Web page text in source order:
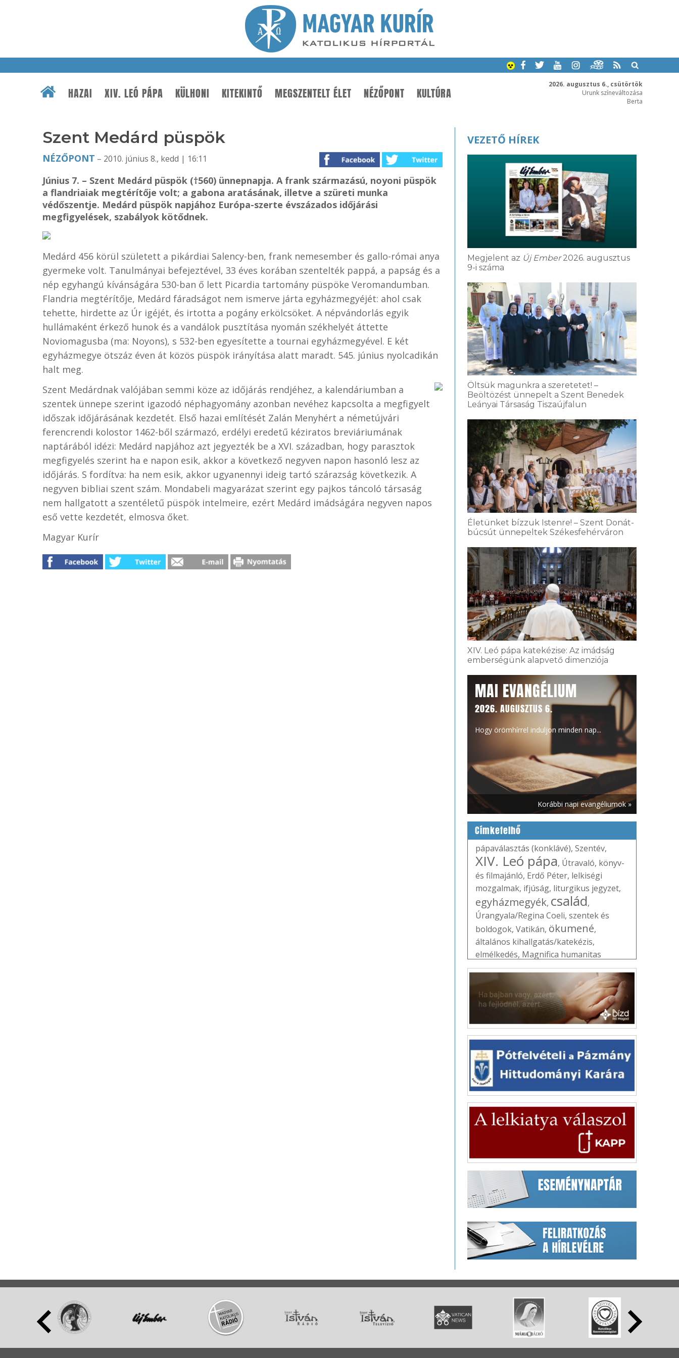
2026. augusztus 6., csütörtök
Urunk színeváltozása
Berta
HAZAI XIV. LEÓ PÁPA KÜLHONI KITEKINTŐ MEGSZENTELT ÉLET NÉZŐPONT KULTÚRA
Szent Medárd püspök
NÉZŐPONT – 2010. június 8., kedd | 16:11
Június 7. – Szent Medárd püspök (†560) ünnepnapja. A frank származású, noyoni püspök
a flandriaiak megtérítője volt; a gabona aratásának, illetve a szüreti munka
védőszentje. Medárd püspök napjához Európa-szerte évszázados időjárási
megfigyelések, szabályok kötődnek.
Medárd 456 körül született a pikárdiai Salency-ben, frank nemesember és gallo-római anya
gyermeke volt. Tanulmányai befejeztével, 33 éves korában szentelték pappá, a papság és a
nép egyhangú kívánságára 530-ban ő lett Picardia tartomány püspöke Veromandumban.
Flandria megtérítője, Medárd fáradságot nem ismerve járta egyházmegyéjét: ahol csak
tehette, hirdette az Úr igéjét, és irtotta a pogány erkölcsöket. A népvándorlás egyik
hullámaként érkező hunok és a vandálok pusztítása nyomán székhelyét áttette
Noviomagusba (ma: Noyons), s 532-ben egyesítette a tournai egyházmegyével. E két
egyházmegye ötszáz éven át közös püspök irányítása alatt maradt. 545. június nyolcadikán
halt meg.
Szent Medárdnak valójában semmi köze az időjárás rendjéhez, a kalendáriumban a
szentek ünnepe szerint igazodó néphagyomány azonban nevéhez kapcsolta a megfigyelt
időszak időjárásának kezdetét. Első hazai említését Zalán Menyhért a németújvári
ferencrendi kolostor 1462-ből származó, erdélyi eredetű kéziratos breviáriumának
naptárából idézi: Medárd napjához azt jegyezték be a XVI. században, hogy parasztok
megfigyelés szerint ha e napon esik, akkor a következő negyven napon hasonló lesz az
időjárás. S fordítva: ha nem esik, akkor ugyanennyi ideig tartó szárazság következik. A
negyven bibliai szent szám. Mondabeli magyarázat szerint egy pajkos táncoló társaság
nem hallgatott a szentéletű püspök intelmeire, ezért Medárd imádságára negyven napos
eső vette kezdetét, elmosva őket.
Magyar Kurír
VEZETŐ HÍREK
Megjelent az Új Ember2026. augusztus
9-i száma
Öltsük magunkra a szeretetet! –
Beöltözést ünnepelt a Szent Benedek
Leányai Társaság Tiszaújfalun
Életünket bízzuk Istenre! – Szent Donát-
búcsút ünnepeltek Székesfehérváron
XIV. Leó pápa katekézise: Az imádság
emberségünk alapvető dimenziója
MAI EVANGÉLIUM
2026. AUGUSZTUS 6.
Hogy örömhírrel induljon minden nap...
Korábbi napi evangéliumok »
Címkefelhő
pápaválasztás (konklávé), Szentév,
XIV. Leó pápa, Útravaló, könyv-
és filmajánló, Erdő Péter, lelkiségi
mozgalmak, ifjúság, liturgikus jegyzet,
egyházmegyék, család,
Úrangyala/Regina Coeli, szentek és
boldogok, Vatikán, ökumené,
általános kihallgatás/katekézis,
elmélkedés, Magnifica humanitas